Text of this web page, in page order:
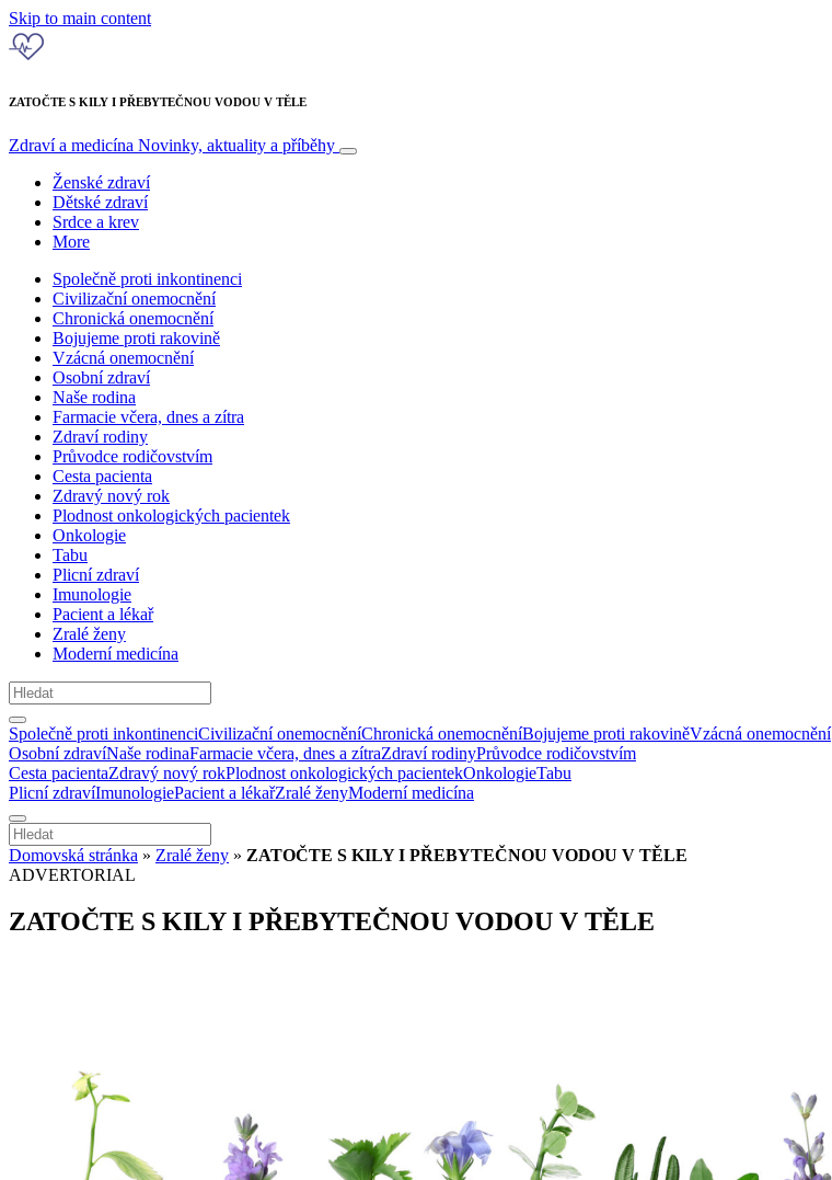
Skip to main content
ZATOČTE S KILY I PŘEBYTEČNOU VODOU V TĚLE
Zdraví a medicína Novinky, aktuality a příběhy
Ženské zdraví
Dětské zdraví
Srdce a krev
More
Společně proti inkontinenci
Civilizační onemocnění
Chronická onemocnění
Bojujeme proti rakovině
Vzácná onemocnění
Osobní zdraví
Naše rodina
Farmacie včera, dnes a zítra
Zdraví rodiny
Průvodce rodičovstvím
Cesta pacienta
Zdravý nový rok
Plodnost onkologických pacientek
Onkologie
Tabu
Plicní zdraví
Imunologie
Pacient a lékař
Zralé ženy
Moderní medicína
Společně proti inkontinenciCivilizační onemocněníChronická onemocněníBojujeme proti rakoviněVzácná onemocnění
Osobní zdravíNaše rodinaFarmacie včera, dnes a zítraZdraví rodinyPrůvodce rodičovstvím
Cesta pacientaZdravý nový rokPlodnost onkologických pacientekOnkologieTabu
Plicní zdravíImunologiePacient a lékařZralé ženyModerní medicína
Domovská stránka » Zralé ženy » ZATOČTE S KILY I PŘEBYTEČNOU VODOU V TĚLE
ADVERTORIAL
ZATOČTE S KILY I PŘEBYTEČNOU VODOU V TĚLE